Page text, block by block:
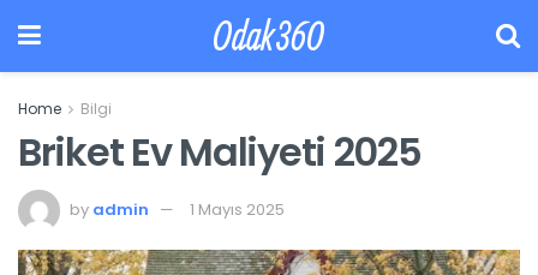
Odak360
Home Bilgi
Briket Ev Maliyeti 2025
by admin 1 Mayıs 2025